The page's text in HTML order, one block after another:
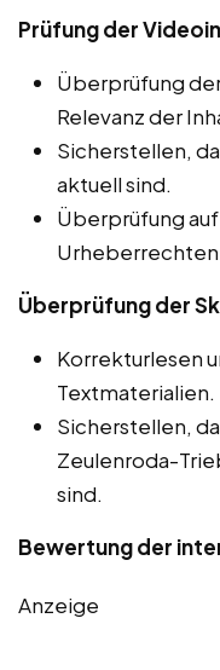
Prüfung der
Überprüfung
Relevanz der
Sicherstellen,
aktuell sind.
Überprüfung
Überprüfung der
Korrekturlesen
Textmaterialien.
Sicherstellen,
Zeulenroda-
sind.
Bewertung der
Anzeige